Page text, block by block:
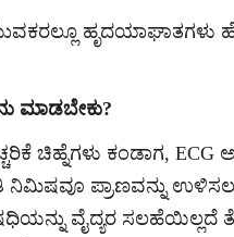
ಹೃದಯಾಘಾತಗಳು
ಮಾಡಬೇಕು?
ಚಿಹ್ನೆಗಳು ಕಂಡಾಗ,
ನಿಮಿಷವೂ ಪ್ರಾಣವನ್ನು
ವೈದ್ಯರ ಸಲಹೆಯಿಲ್ಲದೆ